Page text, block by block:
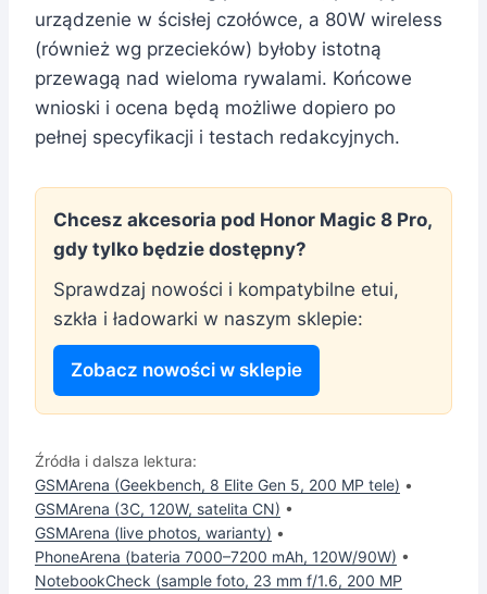
urządzenie w ścisłej czołówce, a 80W wireless
(również wg przecieków) byłoby istotną
przewagą nad wieloma rywalami. Końcowe
wnioski i ocena będą możliwe dopiero po
pełnej specyfikacji i testach redakcyjnych.
Chcesz akcesoria pod Honor Magic 8 Pro,
gdy tylko będzie dostępny?
Sprawdzaj nowości i kompatybilne etui,
szkła i ładowarki w naszym sklepie:
Zobacz nowości w sklepie
Źródła i dalsza lektura:
GSMArena (Geekbench, 8 Elite Gen 5, 200 MP tele) •
GSMArena (3C, 120W, satelita CN) •
GSMArena (live photos, warianty) •
PhoneArena (bateria 7000–7200 mAh, 120W/90W) •
NotebookCheck (sample foto, 23 mm f/1.6, 200 MP